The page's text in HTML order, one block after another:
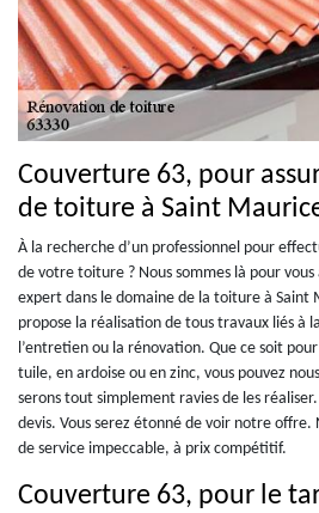
Couverture 63, pour
de toiture à Saint
À la recherche d’un professionnel pour
de votre toiture ? Nous sommes là pour
expert dans le domaine de la toiture à Saint
propose la réalisation de tous travaux liés à
l’entretien ou la rénovation. Que ce soit
tuile, en ardoise ou en zinc, vous pouvez
serons tout simplement ravies de les
devis. Vous serez étonné de voir notre offre.
de service impeccable, à prix compétitif.
Couverture 63, pour le